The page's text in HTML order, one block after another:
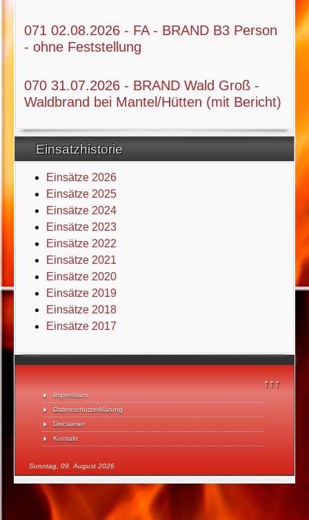
↑↑↑
Impressum
Datenschutzerklärung
Disclaimer
Kontakt
Sonntag, 09. August 2026
071 02.08.2026 - FA - BRAND B3 Person
- ohne Feststellung
070 31.07.2026 - BRAND Wald Groß -
Waldbrand bei Mantel/Hütten (mit Bericht)
Einsatzhistorie
Einsätze 2026
Einsätze 2025
Einsätze 2024
Einsätze 2023
Einsätze 2022
Einsätze 2021
Einsätze 2020
Einsätze 2019
Einsätze 2018
Einsätze 2017